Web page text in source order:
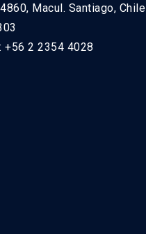
Macul. Santiago, Chile
+56 2 2354 4028